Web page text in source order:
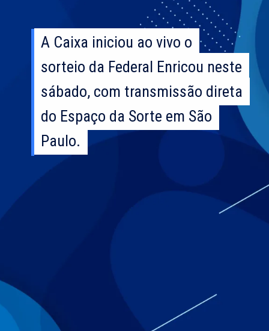
A Caixa iniciou ao vivo o
sorteio da Federal Enricou neste
sábado, com transmissão direta
do Espaço da Sorte em São
Paulo.
A Caixa iniciou ao vivo o
sorteio da Federal Enricou neste
sábado, com transmissão direta
do Espaço da Sorte em São
Paulo.